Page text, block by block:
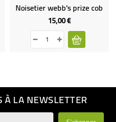
Noisetier webb's prize cob
15,00 €Prix
À LA NEWSLETTER